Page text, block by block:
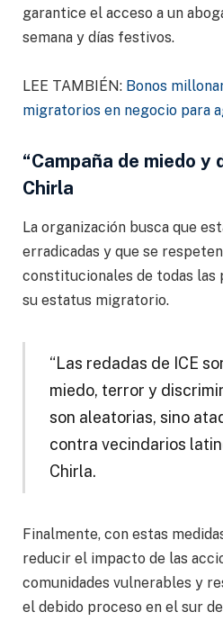
garantice el acceso a un
semana y días festivos.
LEE TAMBIÉN: Bonos
migratorios en negocio para
“Campaña de miedo y
Chirla
La organización busca que
erradicadas y que se
constitucionales de todas las
su estatus migratorio.
“Las redadas de ICE
miedo, terror y
son aleatorias, sino
contra vecindarios
Chirla.
Finalmente, con estas
reducir el impacto de las
comunidades vulnerables y
el debido proceso en el sur de